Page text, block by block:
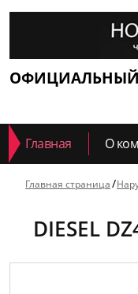
ОФИЦИАЛЬНЫЙ
Главная О
Главная страница
DIESEL